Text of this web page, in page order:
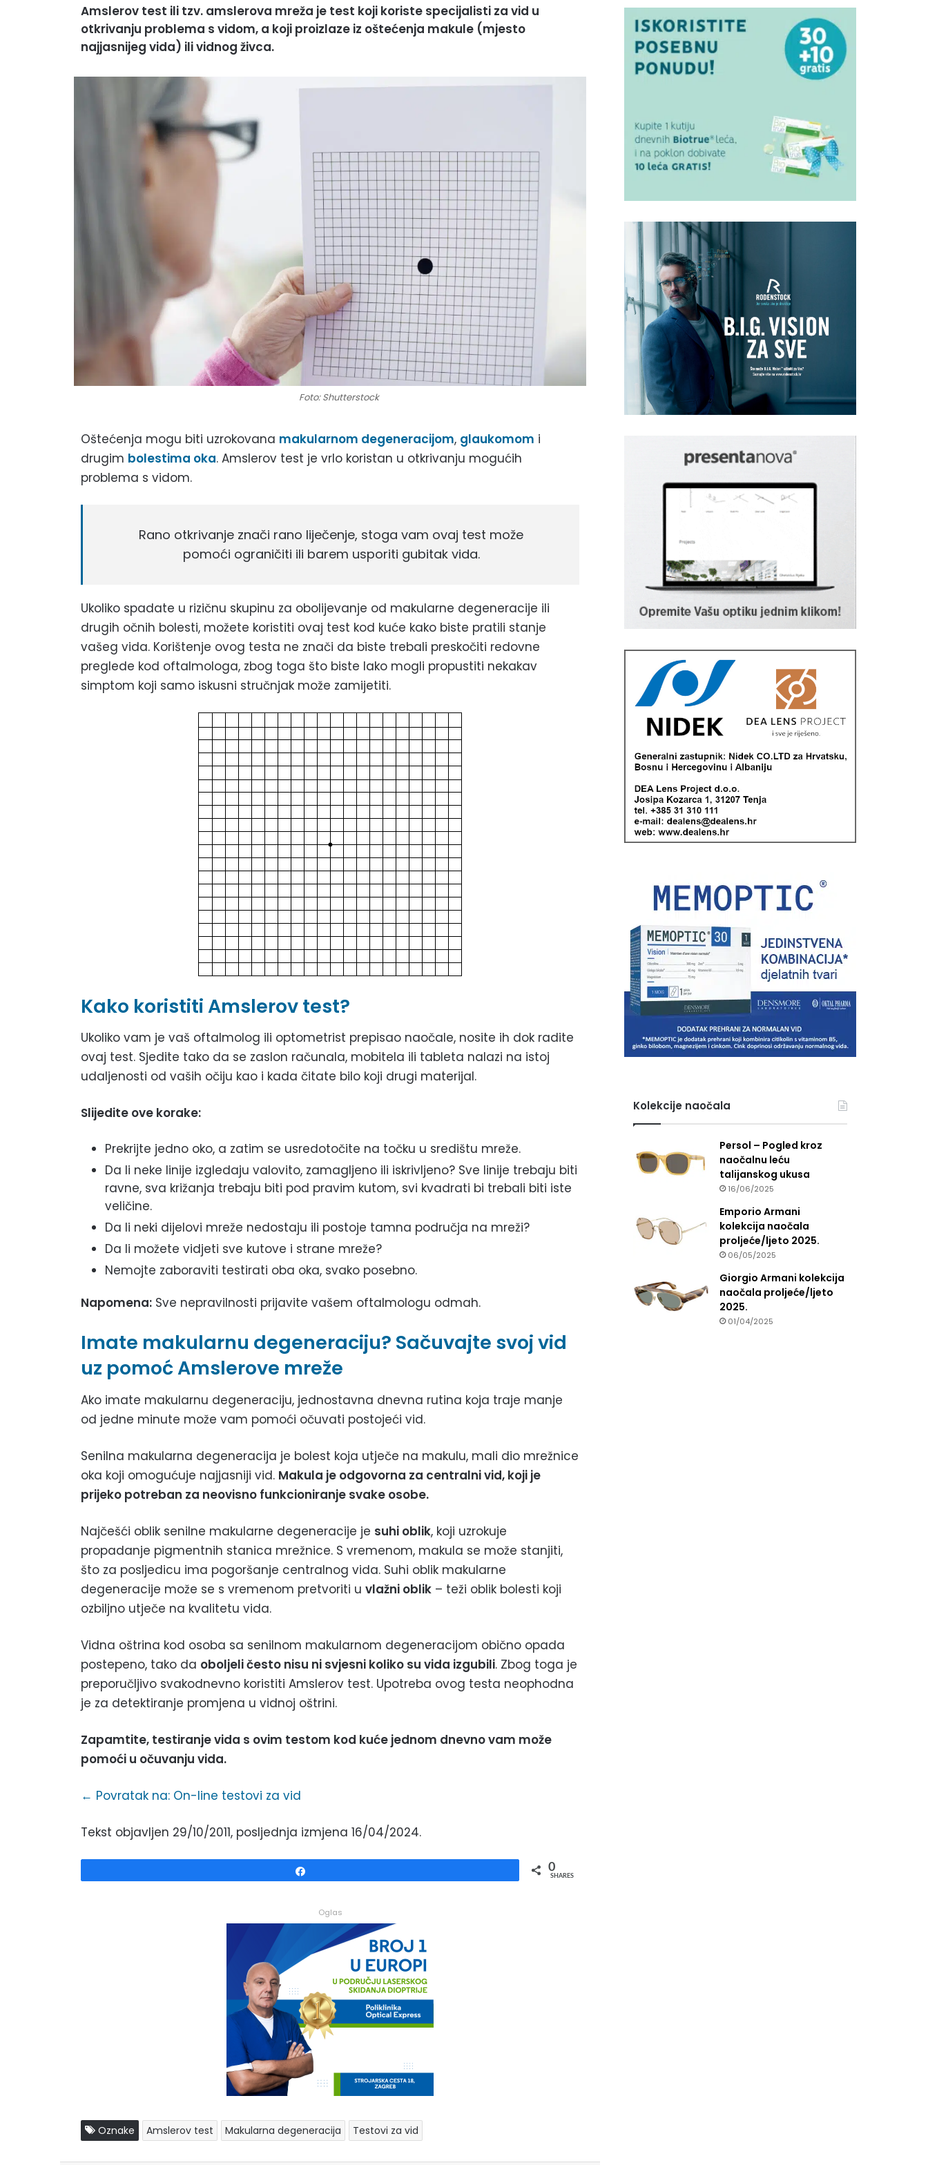
Amslerov test ili tzv. amslerova mreža je test koji koriste specijalisti za vid u
otkrivanju problema s vidom, a koji proizlaze iz oštećenja makule (mjesto
najjasnijeg vida) ili vidnog živca.
Foto: Shutterstock
Oštećenja mogu biti uzrokovana makularnom degeneracijom, glaukomom i
drugim bolestima oka. Amslerov test je vrlo koristan u otkrivanju mogućih
problema s vidom.
Rano otkrivanje znači rano liječenje, stoga vam ovaj test može
pomoći ograničiti ili barem usporiti gubitak vida.
Ukoliko spadate u rizičnu skupinu za obolijevanje od makularne degeneracije ili
drugih očnih bolesti, možete koristiti ovaj test kod kuće kako biste pratili stanje
vašeg vida. Korištenje ovog testa ne znači da biste trebali preskočiti redovne
preglede kod oftalmologa, zbog toga što biste lako mogli propustiti nekakav
simptom koji samo iskusni stručnjak može zamijetiti.
Kako koristiti Amslerov test?
Ukoliko vam je vaš oftalmolog ili optometrist prepisao naočale, nosite ih dok radite
ovaj test. Sjedite tako da se zaslon računala, mobitela ili tableta nalazi na istoj
udaljenosti od vaših očiju kao i kada čitate bilo koji drugi materijal.
Slijedite ove korake:
Prekrijte jedno oko, a zatim se usredotočite na točku u središtu mreže.
Da li neke linije izgledaju valovito, zamagljeno ili iskrivljeno? Sve linije trebaju biti
ravne, sva križanja trebaju biti pod pravim kutom, svi kvadrati bi trebali biti iste
veličine.
Da li neki dijelovi mreže nedostaju ili postoje tamna područja na mreži?
Da li možete vidjeti sve kutove i strane mreže?
Nemojte zaboraviti testirati oba oka, svako posebno.
Napomena: Sve nepravilnosti prijavite vašem oftalmologu odmah.
Imate makularnu degeneraciju? Sačuvajte svoj vid
uz pomoć Amslerove mreže
Ako imate makularnu degeneraciju, jednostavna dnevna rutina koja traje manje
od jedne minute može vam pomoći očuvati postojeći vid.
Senilna makularna degeneracija je bolest koja utječe na makulu, mali dio mrežnice
oka koji omogućuje najjasniji vid. Makula je odgovorna za centralni vid, koji je
prijeko potreban za neovisno funkcioniranje svake osobe.
Najčešći oblik senilne makularne degeneracije je suhi oblik, koji uzrokuje
propadanje pigmentnih stanica mrežnice. S vremenom, makula se može stanjiti,
što za posljedicu ima pogoršanje centralnog vida. Suhi oblik makularne
degeneracije može se s vremenom pretvoriti u vlažni oblik – teži oblik bolesti koji
ozbiljno utječe na kvalitetu vida.
Vidna oštrina kod osoba sa senilnom makularnom degeneracijom obično opada
postepeno, tako da oboljeli često nisu ni svjesni koliko su vida izgubili. Zbog toga je
preporučljivo svakodnevno koristiti Amslerov test. Upotreba ovog testa neophodna
je za detektiranje promjena u vidnoj oštrini.
Zapamtite, testiranje vida s ovim testom kod kuće jednom dnevno vam može
pomoći u očuvanju vida.
← Povratak na: On-line testovi za vid
Tekst objavljen 29/10/2011, posljednja izmjena 16/04/2024.
0
SHARES
Oglas
Oznake Amslerov test Makularna degeneracija Testovi za vid
Kolekcije naočala
Persol – Pogled kroz
naočalnu leću
talijanskog ukusa
16/06/2025
Emporio Armani
kolekcija naočala
proljeće/ljeto 2025.
06/05/2025
Giorgio Armani kolekcija
naočala proljeće/ljeto
2025.
01/04/2025